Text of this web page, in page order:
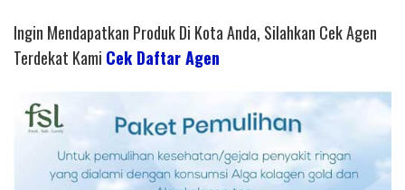
Ingin Mendapatkan Produk Di Kota Anda, Silahkan Cek Agen
Terdekat Kami Cek Daftar Agen